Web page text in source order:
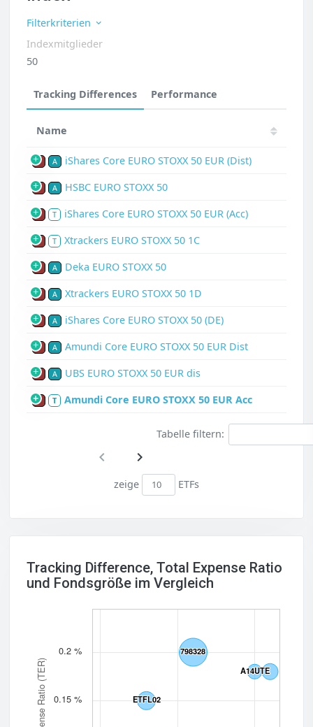
Filterkriterien
Indexmitglieder
50
Tracking Differences Performance
Name
P A iShares Core EURO STOXX 50 EUR (Dist)
P A HSBC EURO STOXX 50
P T iShares Core EURO STOXX 50 EUR (Acc)
P T Xtrackers EURO STOXX 50 1C
P A Deka EURO STOXX 50
P A Xtrackers EURO STOXX 50 1D
P A iShares Core EURO STOXX 50 (DE)
P A Amundi Core EURO STOXX 50 EUR Dist
P A UBS EURO STOXX 50 EUR dis
P T Amundi Core EURO STOXX 50 EUR Acc
Tabelle filtern:
zeige ETFs
Tracking Difference, Total Expense Ratio
und Fondsgröße im Vergleich
ETFL02
ETFL02
798328
798328
A14UTE
A14UTE
0.15 %
0.2 %